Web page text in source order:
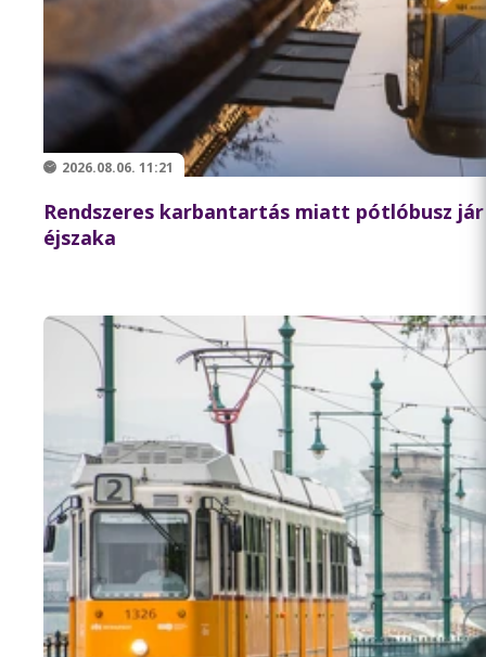
2026.08.06. 11:21
Rendszeres karbantartás miatt pótlóbusz
éjszaka